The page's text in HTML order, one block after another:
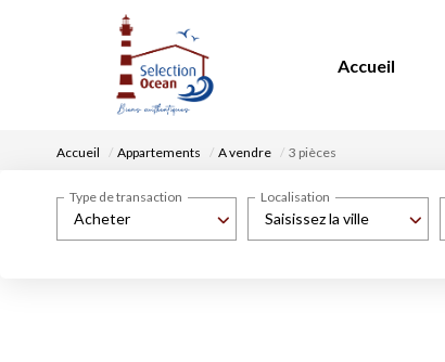
Accueil
Accueil Appartements A vendre 3 pièces
Acheter
Type de transaction
Saisissez la ville
Localisation